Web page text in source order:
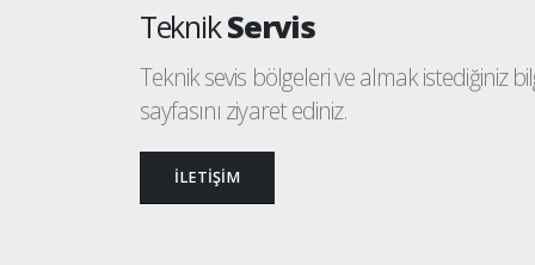
TeknikServis
Teknik sevis bölgeleri ve almak istediğiniz
sayfasını ziyaret ediniz.
İLETİŞİM